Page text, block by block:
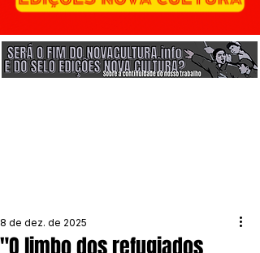
8 de dez. de 2025